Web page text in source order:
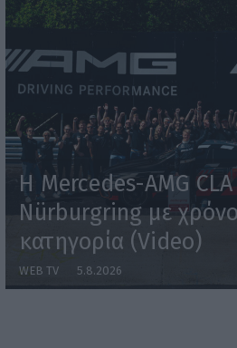
Η Mercedes-AMG
Nürburgring με
κατηγορία (Video)
WEB TV 5.8.2026